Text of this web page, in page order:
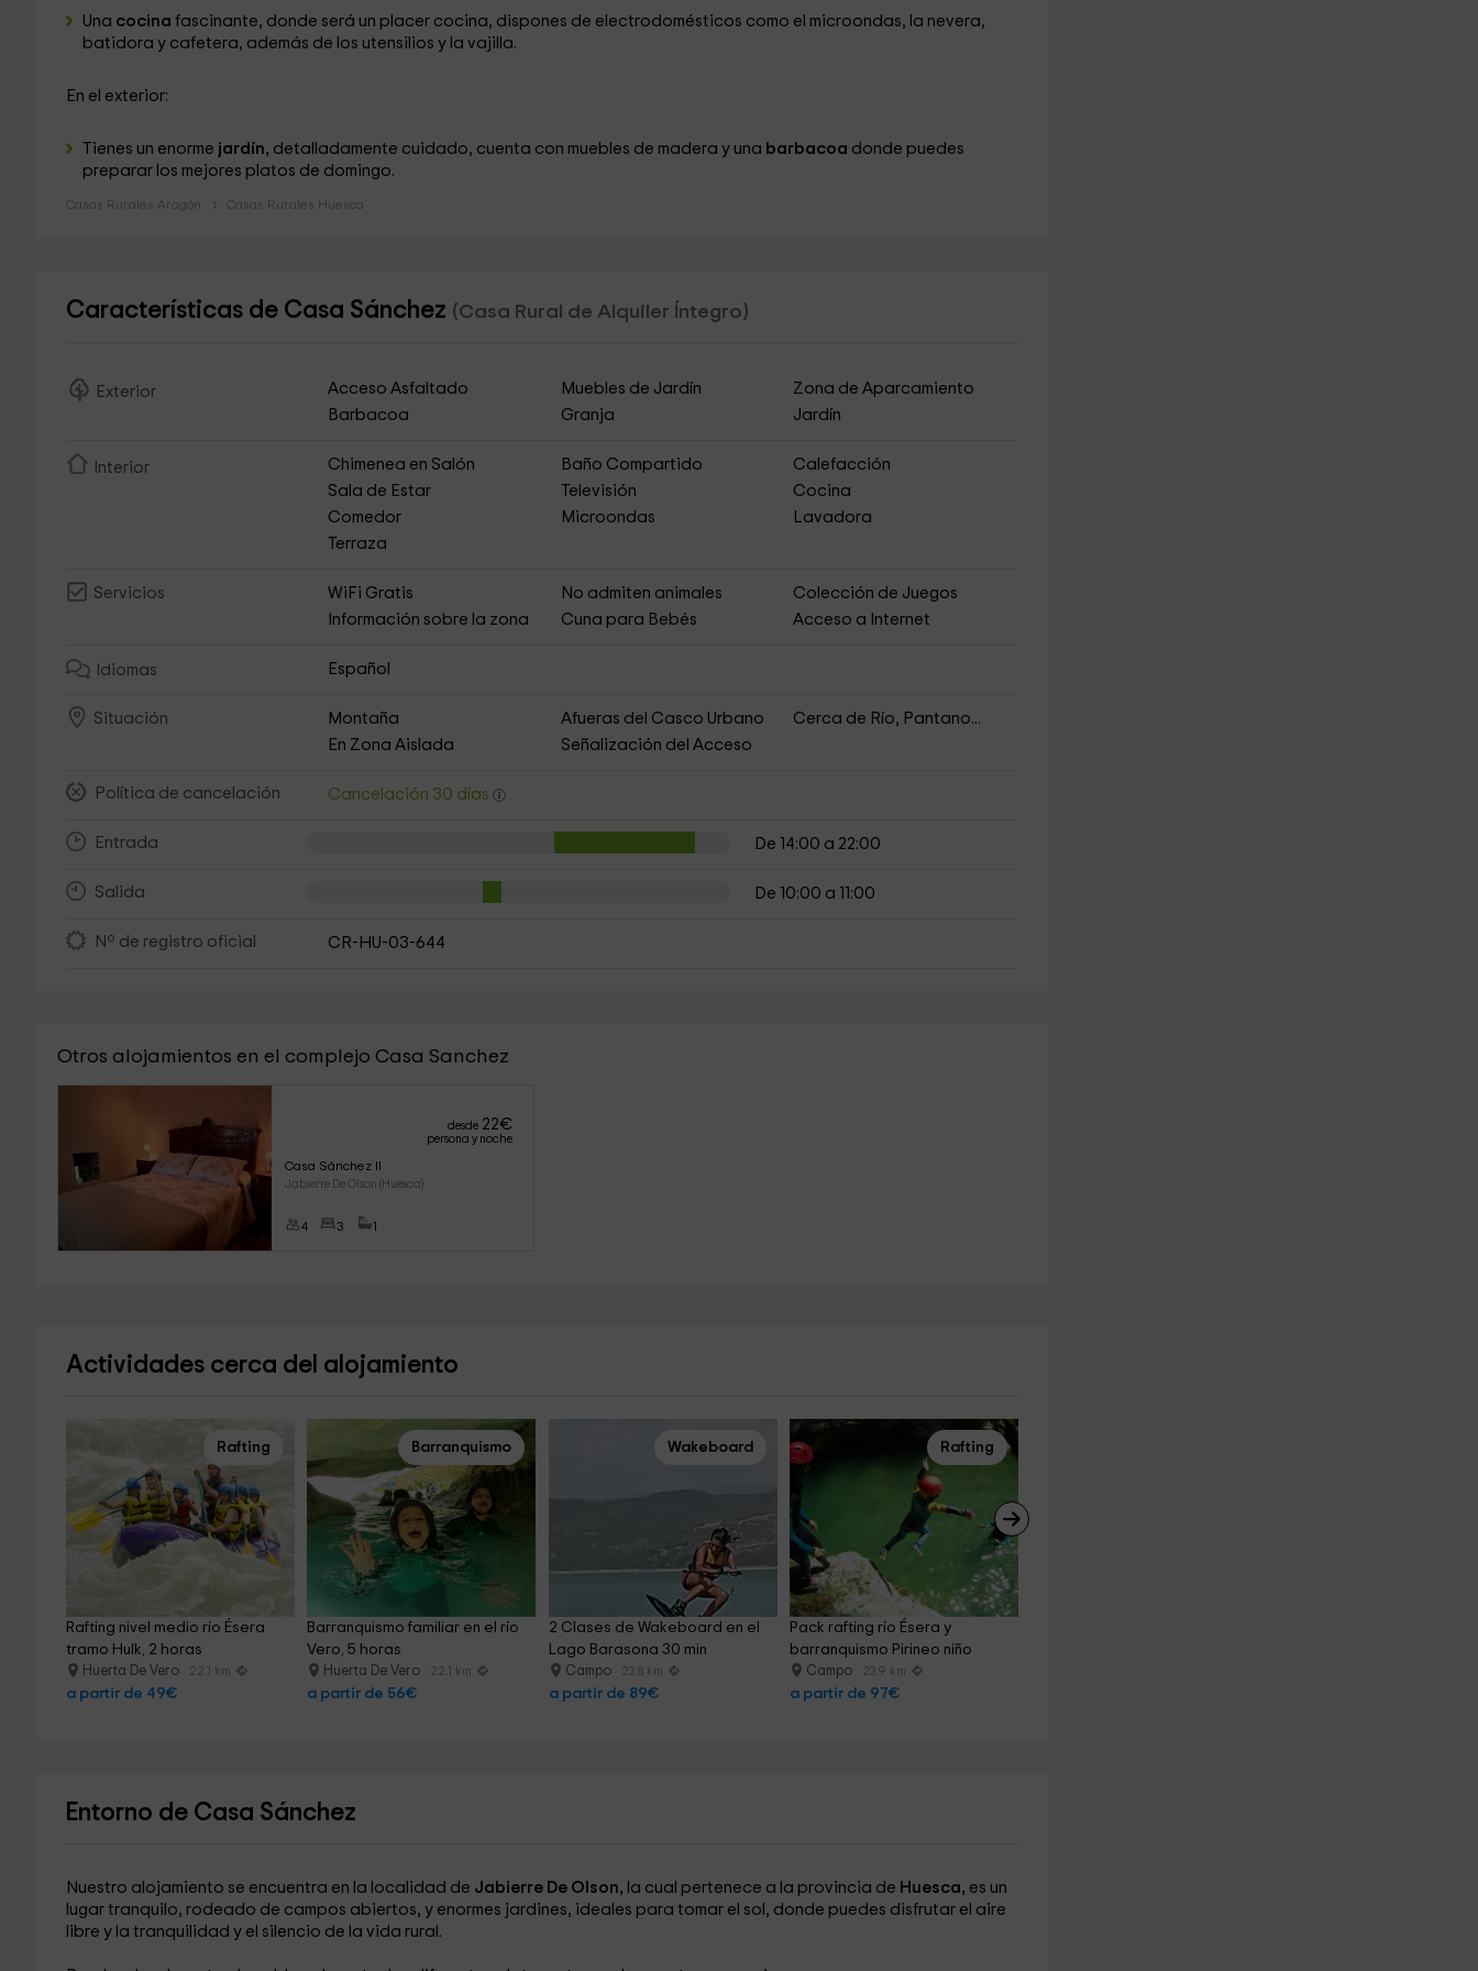
Una cocina fascinante, donde será un placer cocina, dispones de electrodomésticos como el microondas, la nevera,
batidora y cafetera, además de los utensilios y la vajilla.
En el exterior:
Tienes un enorme jardín, detalladamente cuidado, cuenta con muebles de madera y una barbacoa donde puedes
preparar los mejores platos de domingo.
Casas Rurales Aragón Casas Rurales Huesca
Características de Casa Sánchez (Casa Rural de Alquiler Íntegro)
Exterior Acceso Asfaltado Muebles de Jardín
Zona de Aparcamiento
Barbacoa
Granja Jardín
Interior Chimenea en Salón Baño Compartido
Calefacción
Sala de Estar
Televisión
Cocina
Comedor
Microondas
Lavadora
Terraza
Servicios WiFi Gratis No admiten animales
Colección de Juegos
Información sobre la zona
Cuna para Bebés Acceso a Internet
Idiomas Español
Situación Montaña Afueras del Casco Urbano
Cerca de Río, Pantano...
En Zona Aislada
Señalización del Acceso
Política de cancelación Cancelación 30 días
Entrada De 14:00 a 22:00
Salida De 10:00 a 11:00
Nº de registro oficial CR-HU-03-644
Otros alojamientos en el complejo Casa Sanchez
desde 22€
persona y noche
Casa Sánchez ll
Jabierre De Olson (Huesca)
4 3 1
Actividades cerca del alojamiento
Rafting
Rafting nivel medio río Ésera
tramo Hulk, 2 horas
Huerta De Vero 22.1 km
a partir de 49€
Barranquismo
Barranquismo familiar en el río
Vero, 5 horas
Huerta De Vero 22.1 km
a partir de 56€
Wakeboard
2 Clases de Wakeboard en el
Lago Barasona 30 min
Campo 23.8 km
a partir de 89€
Rafting
Pack rafting río Ésera y
barranquismo Pirineo niño
Campo 23.9 km
a partir de 97€
Entorno de Casa Sánchez
Nuestro alojamiento se encuentra en la localidad de Jabierre De Olson, la cual pertenece a la provincia de Huesca, es un
lugar tranquilo, rodeado de campos abiertos, y enormes jardines, ideales para tomar el sol, donde puedes disfrutar el aire
libre y la tranquilidad y el silencio de la vida rural.